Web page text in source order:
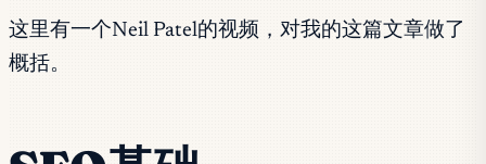
这里有一个Neil Patel的视频，对我的这篇文章做了
概括。